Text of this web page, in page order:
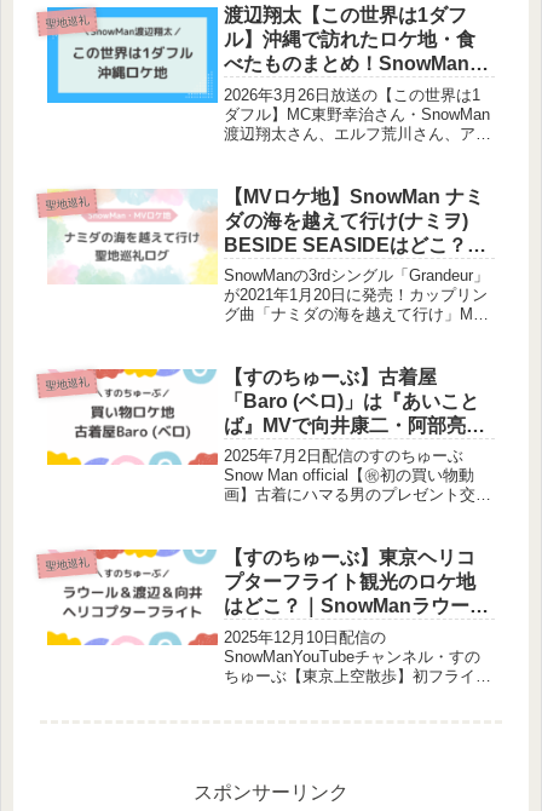
ついてまとめます。聖地巡礼や観光の
参考にしてくださ...
聖地巡礼
渡辺翔太【この世界は1ダフ
ル】沖縄で訪れたロケ地・食
べたものまとめ！SnowMan聖
地巡礼
2026年3月26日放送の【この世界は1
ダフル】MC東野幸治さん・SnowMan
渡辺翔太さん、エルフ荒川さん、アイ
た。この記事では、この世界は1ダフ
ルで訪れた沖縄スポット・...
聖地巡礼
【MVロケ地】SnowMan ナミ
ダの海を越えて行け(ナミヲ)
BESIDE SEASIDEはどこ？予
約方法は？
SnowManの3rdシングル「Grandeur」
が2021年1月20日に発売！カップリン
グ曲「ナミダの海を越えて行け」MV
いて調査しました。この記事でわかる
ことナミダ...
聖地巡礼
【すのちゅーぶ】古着屋
「Baro (ベロ)」は『あいこと
ば』MVで向井康二・阿部亮平
が撮影した場所？SnowManロ
ケ地
2025年7月2日配信のすのちゅーぶ
Snow Man official【㊗️初の買い物動
画】古着にハマる男のプレゼント交換
ロケをしたメンバー：渡辺翔太・阿部
亮平・宮...
聖地巡礼
【すのちゅーぶ】東京ヘリコ
プターフライト観光のロケ地
はどこ？｜SnowManラウー
ル・渡辺翔太・向井康二
2025年12月10日配信の
SnowManYouTubeチャンネル・すの
ちゅーぶ【東京上空散歩】初フライト
スポンサーリンク